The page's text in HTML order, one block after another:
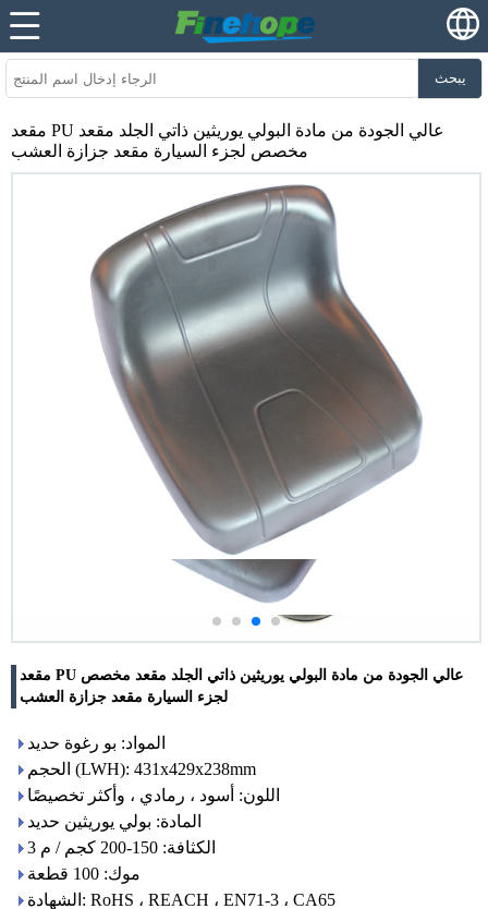
يبحث
مقعد PU عالي الجودة من مادة البولي يوريثين ذاتي الجلد مقعد
مخصص لجزء السيارة مقعد جزازة العشب
مقعد PU عالي الجودة من مادة البولي يوريثين ذاتي الجلد مقعد مخصص
لجزء السيارة مقعد جزازة العشب
المواد: بو رغوة حديد
الحجم (LWH): 431x429x238mm
اللون: أسود ، رمادي ، وأكثر تخصيصًا
المادة: بولي يوريثين حديد
الكثافة: 150-200 كجم / م 3
موك: 100 قطعة
الشهادة: RoHS ، REACH ، EN71-3 ، CA65